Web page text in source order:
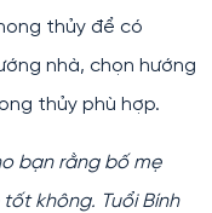
thủy để có
nhà, chọn hướng
thủy phù hợp.
bạn rằng bố mẹ
không. Tuổi Bính